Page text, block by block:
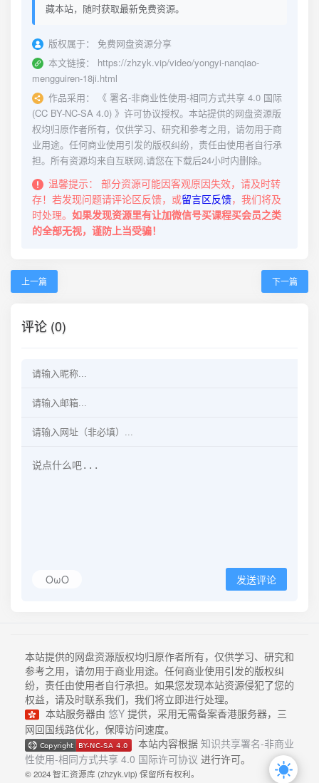
藏本站，随时获取最新免费资源。
版权属于：
免费网盘资源分享
本文链接：
https://zhzyk.vip/video/yongyi-nanqiao-
mengguiren-18ji.html
作品采用：
《 署名-非商业性使用-相同方式共享 4.0 国际
(CC BY-NC-SA 4.0) 》许可协议授权。本站提供的网盘资源版
权均归原作者所有，仅供学习、研究和参考之用，请勿用于商
业用途。任何商业使用引发的版权纠纷，责任由使用者自行承
担。所有资源均来自互联网,请您在下载后24小时内删除。
温馨提示：
部分资源可能因客观原因失效，请及时转
存！若发现问题请评论区反馈，或留言区反馈，我们将及
时处理。 如果发现资源里有让加微信号买课程买会员之类
的全部无视，谨防上当受骗！
上一篇 下一篇
评论 (0)
OωO 发送评论
本站提供的网盘资源版权均归原作者所有，仅供学习、研究和
参考之用，请勿用于商业用途。任何商业使用引发的版权纠
纷，责任由使用者自行承担。如果您发现本站资源侵犯了您的
权益，请及时联系我们，我们将立即进行处理。
本站服务器由 悠Y 提供，采用无需备案香港服务器，三
网回国线路优化，保障访问速度。
本站内容根据 知识共享署名-非商业
性使用-相同方式共享 4.0 国际许可协议 进行许可。
© 2024 智汇资源库 (zhzyk.vip) 保留所有权利。